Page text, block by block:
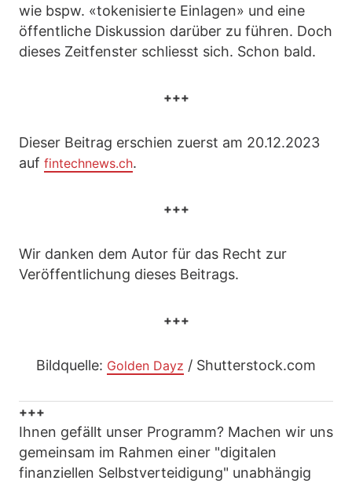
wie bspw. «tokenisierte Einlagen» und eine
öffentliche Diskussion darüber zu führen. Doch
dieses Zeitfenster schliesst sich. Schon bald.
+++
Dieser Beitrag erschien zuerst am 20.12.2023
auf fintechnews.ch.
+++
Wir danken dem Autor für das Recht zur
Veröffentlichung dieses Beitrags.
+++
Bildquelle: Golden Dayz / Shutterstock.com
+++
Ihnen gefällt unser Programm? Machen wir uns
gemeinsam im Rahmen einer "digitalen
finanziellen Selbstverteidigung" unabhängig